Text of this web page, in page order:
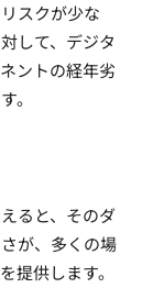
スクが少な
して、デジタ
ントの経年劣
。
ると、そのダ
が、多くの場
提供します。